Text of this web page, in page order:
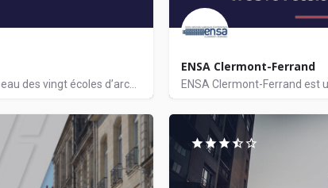
ENSA Clermont-Ferrand
Architecture